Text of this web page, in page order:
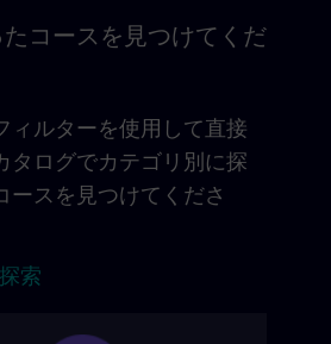
コースを見つけてくだ
ィルターを使用して直接
タログでカテゴリ別に探
ースを見つけてくださ
索